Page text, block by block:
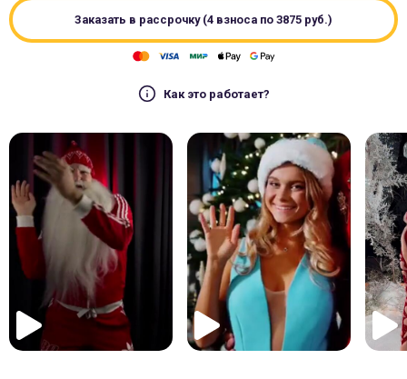
Заказать в рассрочку (4 взноса по 3875 руб.)
Как это работает?